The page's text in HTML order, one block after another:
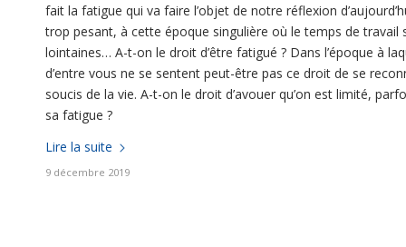
fait la fatigue qui va faire l’objet de notre réflexion
trop pesant, à cette époque singulière où le temps de
lointaines… A-t-on le droit d’être fatigué ? Dans l’époque à
d’entre vous ne se sentent peut-être pas ce droit de se
soucis de la vie. A-t-on le droit d’avouer qu’on est limité,
sa fatigue ?
Lire la suite
9 décembre 2019